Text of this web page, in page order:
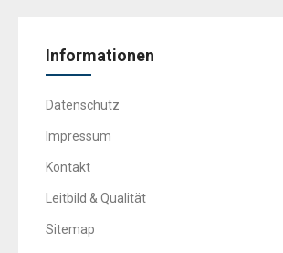
Informationen
Datenschutz
Impressum
Kontakt
Leitbild & Qualität
Sitemap